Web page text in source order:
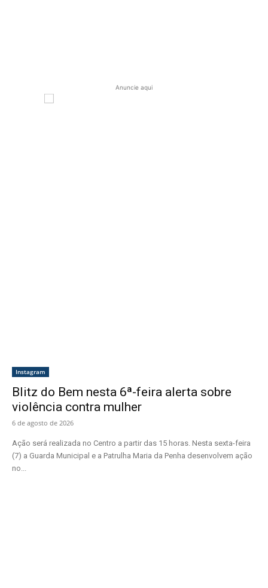
Anuncie aqui
Instagram
Blitz do Bem nesta 6ª-feira alerta sobre
violência contra mulher
6 de agosto de 2026
Ação será realizada no Centro a partir das 15 horas. Nesta sexta-feira
(7) a Guarda Municipal e a Patrulha Maria da Penha desenvolvem ação
no...